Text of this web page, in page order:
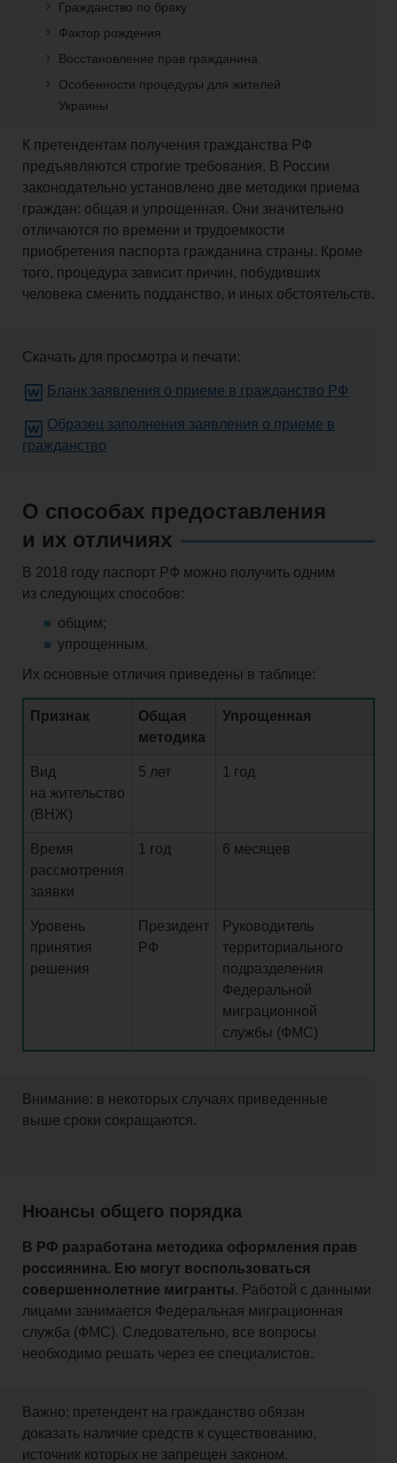
взносы
Закрытие
бизнеса
лицам
Гражданство по браку
Фактор рождения
Восстановление прав гражданина
Особенности процедуры для жителей
Украины
К претендентам получения гражданства РФ
предъявляются строгие требования. В России
законодательно установлено две методики приема
граждан: общая и упрощенная . Они значительно
отличаются по времени и трудоемкости
приобретения паспорта гражданина страны. Кроме
того, процедура зависит причин, побудивших
человека сменить подданство, и иных обстоятельств.
Скачать для просмотра и печати:
Бланк заявления о приеме в гражданство РФ
Образец заполнения заявления о приеме в
гражданство
О способах предоставления
и их отличиях
В 2018 году паспорт РФ можно получить одним
из следующих способов:
общим;
упрощенным.
Их основные отличия приведены в таблице:
Признак
Общая
методика
Упрощенная
Вид
на жительство
(ВНЖ)
5 лет 1 год
Время
рассмотрения
заявки
1 год 6 месяцев
Уровень
принятия
решения
Президент
РФ
Руководитель
территориального
подразделения
Федеральной
миграционной
службы (ФМС)
Внимание: в некоторых случаях приведенные
выше сроки сокращаются.
Нюансы общего порядка
В РФ разработана методика оформления прав
россиянина. Ею могут воспользоваться
совершеннолетние мигранты . Работой с данными
лицами занимается Федеральная миграционная
служба (ФМС). Следовательно, все вопросы
необходимо решать через ее специалистов.
Важно: претендент на гражданство обязан
доказать наличие средств к существованию,
источник которых не запрещен законом.